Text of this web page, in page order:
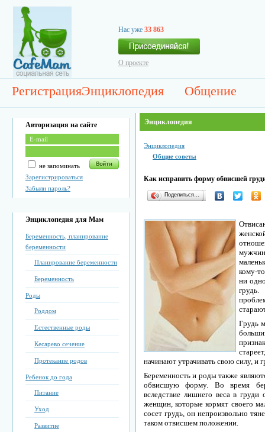
Нас уже 33 863
О проекте
РегистрацияЭнциклопедия Общение
Авторизация на сайте
не запоминать
Зарегистрироваться
Забыли пароль?
Энциклопедия для Мам
Беременность, планирование
беременности
Планирование беременности
Беременность
Роды
Роддом
Естественные роды
Кесарево сечение
Протекание родов
Ребенок до года
Питание
Уход
Развитие
Энциклопедия
Энциклопедия
Общие советы
Как исправить форму обвисшей
Поделиться…
кому-
ни
Грудь
начинают утрачивать свою силу, и
Беременность и роды также
обвисшую форму. Во время
вследствие лишнего веса в
женщин, которые кормят своего
сосет грудь, он непроизвольно
таком отвисшем положении.